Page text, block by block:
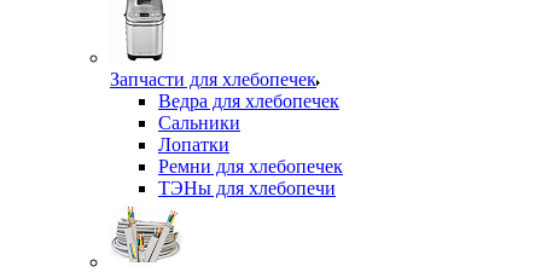
Запчасти для хлебопечек
Ведра для хлебопечек
Сальники
Лопатки
Ремни для хлебопечек
ТЭНы для хлебопечи